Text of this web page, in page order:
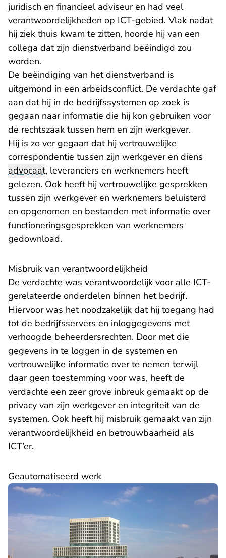
juridisch en financieel adviseur en had veel
verantwoordelijkheden op ICT-gebied. Vlak nadat
hij ziek thuis kwam te zitten, hoorde hij van een
collega dat zijn dienstverband beëindigd zou
worden.
De beëindiging van het dienstverband is
uitgemond in een arbeidsconflict. De verdachte gaf
aan dat hij in de bedrijfssystemen op zoek is
gegaan naar informatie die hij kon gebruiken voor
de rechtszaak tussen hem en zijn werkgever.
Hij is zo ver gegaan dat hij vertrouwelijke
correspondentie tussen zijn werkgever en diens
advocaat, leveranciers en werknemers heeft
gelezen. Ook heeft hij vertrouwelijke gesprekken
tussen zijn werkgever en werknemers beluisterd
en opgenomen en bestanden met informatie over
functioneringsgesprekken van werknemers
gedownload.
Misbruik van verantwoordelijkheid
De verdachte was verantwoordelijk voor alle ICT-
gerelateerde onderdelen binnen het bedrijf.
Hiervoor was het noodzakelijk dat hij toegang had
tot de bedrijfsservers en inloggegevens met
verhoogde beheerdersrechten. Door met die
gegevens in te loggen in de systemen en
vertrouwelijke informatie over te nemen terwijl
daar geen toestemming voor was, heeft de
verdachte een zeer grove inbreuk gemaakt op de
privacy van zijn werkgever en integriteit van de
systemen. Ook heeft hij misbruik gemaakt van zijn
verantwoordelijkheid en betrouwbaarheid als
ICT’er.
Geautomatiseerd werk